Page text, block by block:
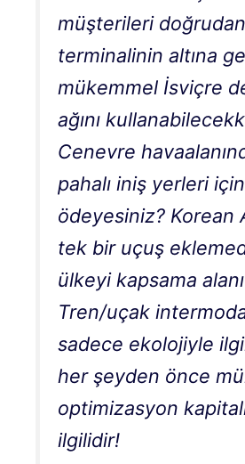
müşterileri
terminalinin altına
mükemmel İsviçre
ağını
Cenevre
pahalı iniş yerleri
ödeyesiniz? Korean
tek bir uçuş
ülkeyi kapsama
Tren/uçak
sadece ekolojiyle
her şeyden önce
optimizasyon
ilgilidir!